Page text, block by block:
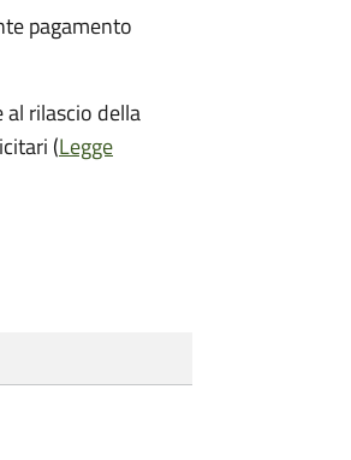
pagamento
rilascio della
(Legge